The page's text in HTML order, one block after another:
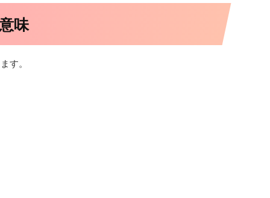
味
す。